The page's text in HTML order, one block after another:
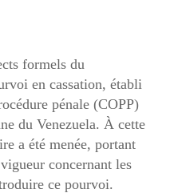
formels du
en cassation, établi
pénale (COPP)
du Venezuela. À cette
a été menée, portant
concernant les
ce pourvoi.